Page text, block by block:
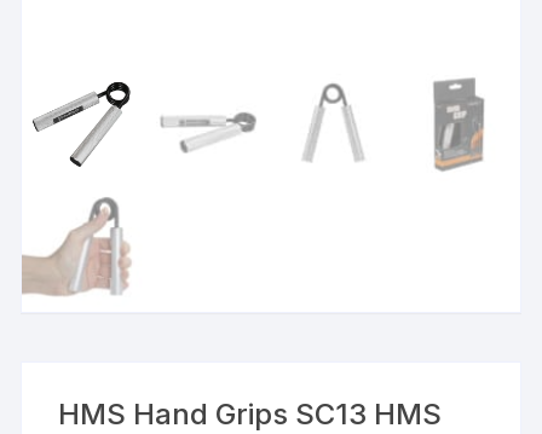
HMS Hand Grips SC13 HMS